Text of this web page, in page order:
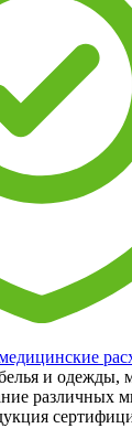
и одежды,
различных